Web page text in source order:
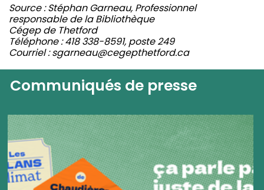
Source : Stéphan Garneau, Professionnel
responsable de la Bibliothèque
Cégep de Thetford
Téléphone : 418 338-8591, poste 249
Courriel : sgarneau@cegepthetford.ca
Communiqués de presse